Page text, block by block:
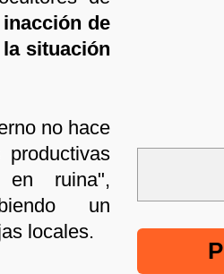
de
situación
no hace
en ruina",
un
locales.